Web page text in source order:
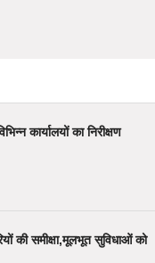
कार्यालयों का निरीक्षण
की समीक्षा,मूलभूत सुविधाओं को